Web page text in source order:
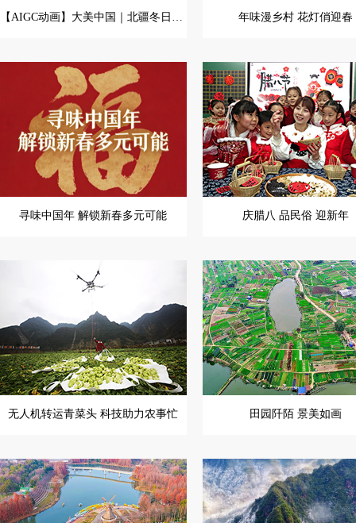
【AIGC动画】大美中国｜北疆冬日里的珍稀动物 年味漫乡村 花灯俏迎春
寻味中国年 解锁新春多元可能 庆腊八 品民俗 迎新年
无人机转运青菜头 科技助力农事忙 田园阡陌 景美如画